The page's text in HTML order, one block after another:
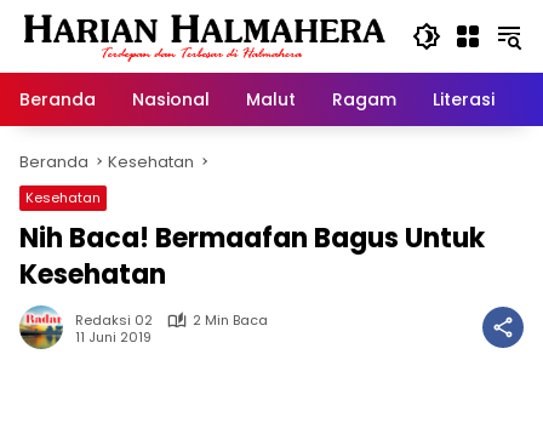
Langsung
Beranda
Nasional Malut Ragam Literasi
Beranda Kesehatan
Kesehatan
Nih Baca! Bermaafan Bagus Untuk
Kesehatan
Redaksi 02
2 Min Baca
11 Juni 2019